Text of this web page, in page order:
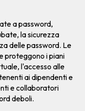
a password,
la sicurezza
delle password. Le
proteggono i piani
l'accesso alle
ai dipendenti e
e collaboratori
deboli.